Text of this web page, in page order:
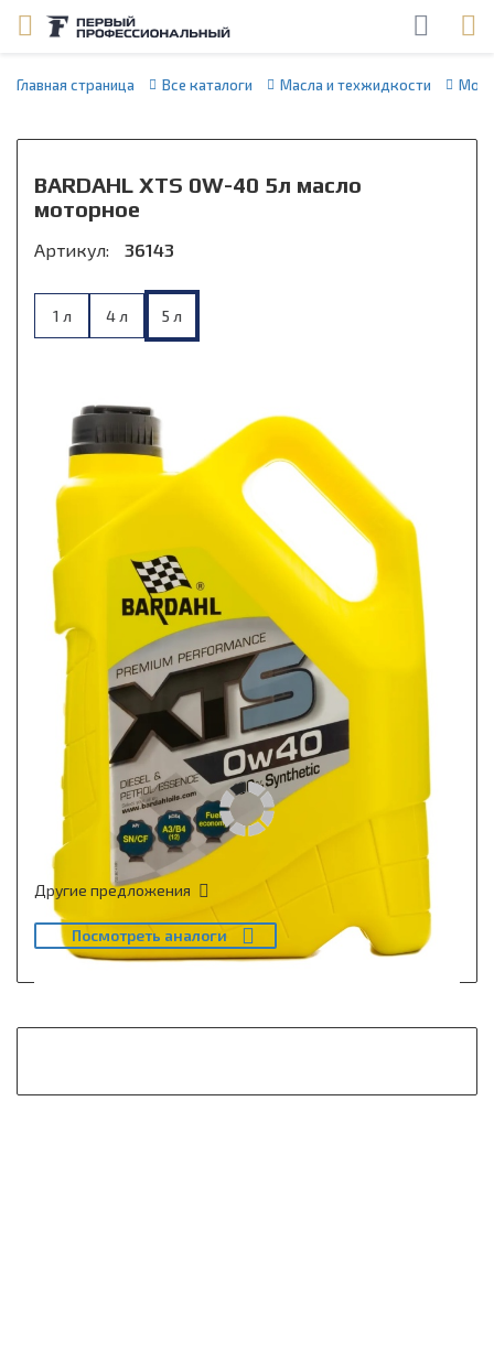
Главная страница Все каталоги Масла и техжидкости
BARDAHL XTS 0W-40 5л масло
моторное
Артикул: 36143
1 л 4 л 5 л
Другие предложения
Посмотреть аналоги